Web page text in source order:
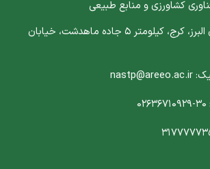
کشاورزی و منابع طبیعی
آدرس : استان البرز، کرج، کیلومتر 5 جاده ماهدشت، خیابان
nastp@areeo.ac.ir
30-02636710929